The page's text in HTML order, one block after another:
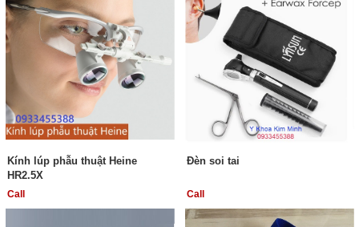
Kính lúp phẫu thuật Heine
HR2.5X
Call
Đèn soi tai
Call